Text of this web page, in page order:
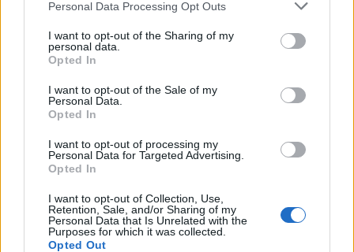
not limited to your visit or usage behaviour. You may click to
grant or deny consent to Google and its third-party tags to
use your data for below specified purposes in below Google
consent section.
Personal Data Processing Opt Outs
I want to opt-out of the Sharing of my
personal data.
Opted In
I want to opt-out of the Sale of my
Personal Data.
Opted In
I want to opt-out of processing my
Personal Data for Targeted Advertising.
Opted In
I want to opt-out of Collection, Use,
Retention, Sale, and/or Sharing of my
Personal Data that Is Unrelated with the
Purposes for which it was collected.
Opted Out
Test tunnel Olbia: rampe chiuse ancora fino a
fine agosto
amate dell’estate 2026